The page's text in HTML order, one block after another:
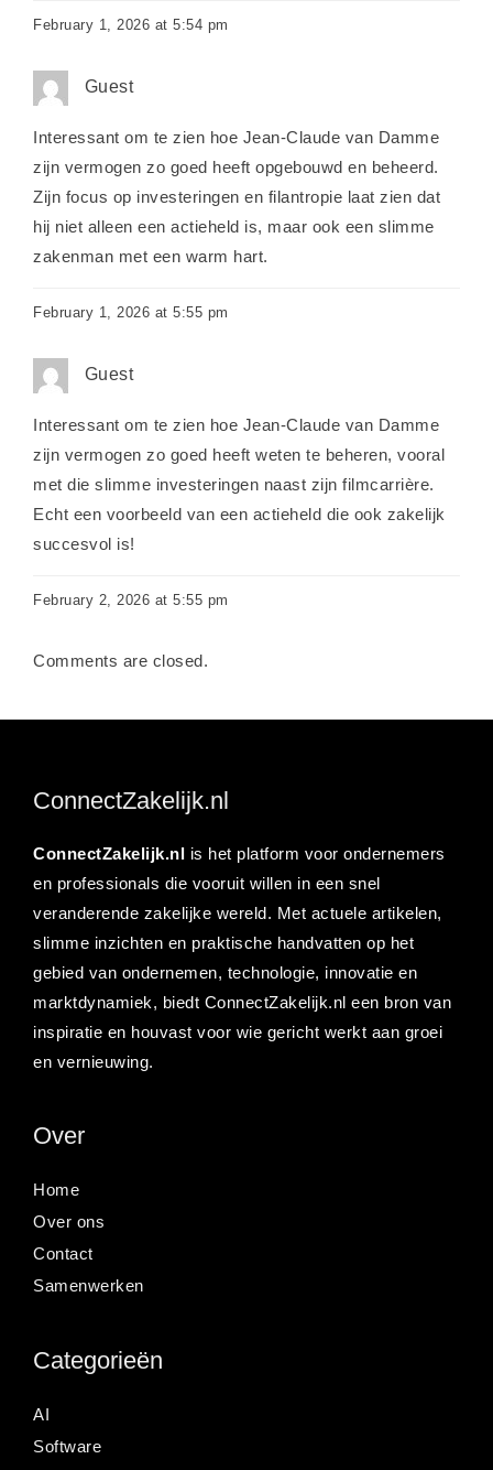
February 1, 2026 at 5:54 pm
Guest
Interessant om te zien hoe Jean-Claude van Damme
zijn vermogen zo goed heeft opgebouwd en beheerd.
Zijn focus op investeringen en filantropie laat zien dat
hij niet alleen een actieheld is, maar ook een slimme
zakenman met een warm hart.
February 1, 2026 at 5:55 pm
Guest
Interessant om te zien hoe Jean-Claude van Damme
zijn vermogen zo goed heeft weten te beheren, vooral
met die slimme investeringen naast zijn filmcarrière.
Echt een voorbeeld van een actieheld die ook zakelijk
succesvol is!
February 2, 2026 at 5:55 pm
Comments are closed.
ConnectZakelijk.nl
ConnectZakelijk.nl is het platform voor ondernemers
en professionals die vooruit willen in een snel
veranderende zakelijke wereld. Met actuele artikelen,
slimme inzichten en praktische handvatten op het
gebied van ondernemen, technologie, innovatie en
marktdynamiek, biedt ConnectZakelijk.nl een bron van
inspiratie en houvast voor wie gericht werkt aan groei
en vernieuwing.
Over
Home
Over ons
Contact
Samenwerken
Categorieën
AI
Software